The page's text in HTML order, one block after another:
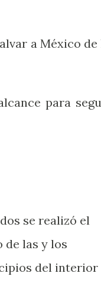
a México de
para
se realizó el
de las y los
del interior